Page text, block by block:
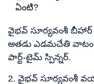
ఏంటి?
వైభవ్ సూర్యవంశీ బీహార్
అతడు ఎడమచేతి వాటం
పార్ట్-టైమ్ స్పిన్నర్.
2. వైభవ్ సూర్యవంశీ